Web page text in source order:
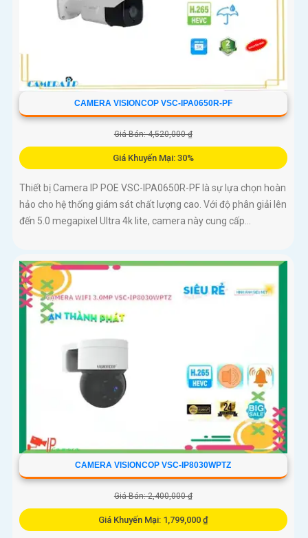
CAMERA VISIONCOP VSC-IPA0650R-PF
Giá Bán: 4,520,000 ₫
Giá Khuyến Mại: 30%
Thiết bị Camera IP POE VSC-IPA0650R-PF là sự lựa chọn hoàn
hảo cho hệ thống giám sát chất lượng cao. Với độ phân giải lên
đến 5.0 megapixel Ultra 4k lite, camera này cung cấp...
CAMERA VISIONCOP VSC-IP8030WPTZ
Giá Bán: 2,400,000 ₫
Giá Khuyến Mại: 1,799,000 ₫